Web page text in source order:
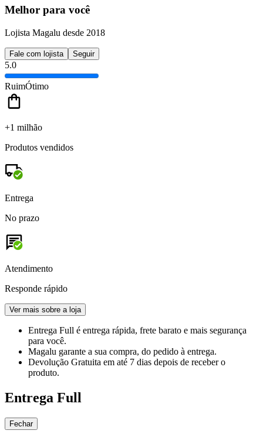
Melhor para você
Lojista Magalu desde 2018
Fale com lojista Seguir
5.0
RuimÓtimo
+1 milhão
Produtos vendidos
Entrega
No prazo
Atendimento
Responde rápido
Ver mais sobre a loja
Entrega Full é entrega rápida, frete barato e mais segurança
para você.
Magalu garante a sua compra, do pedido à entrega.
Devolução Gratuita em até 7 dias depois de receber o
produto.
Entrega Full
Fechar